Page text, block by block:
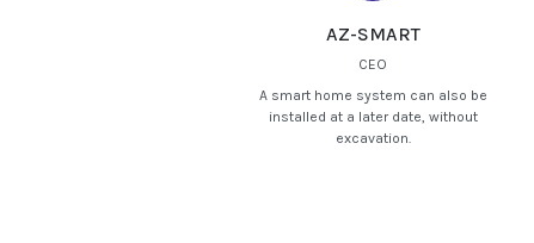
AZ-SMART
CEO
A smart home system can also be
installed at a later date, without
excavation.